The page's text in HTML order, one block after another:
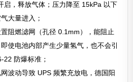
启，释放气体；压力降至 15kPa 以下
大量进入；
置阻燃滤网（孔径 0.1mm），能阻止
使电池内部产生少量氢气，也不会引
22 防爆标准；
波动导致 UPS 频繁充放电，德国阳